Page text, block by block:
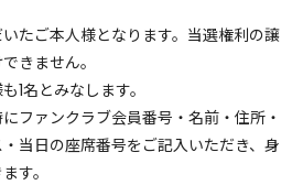
たご本人様となります。当選権利の譲
きません。
1名とみなします。
ファンクラブ会員番号・名前・住所・
当日の座席番号をご記入いただき、身
す。